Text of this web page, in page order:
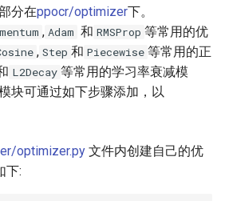
分在ppocr/optimizer下。
, Adam 和 RMSProp 等常用的优
, Step 和 Piecewise 等常用的正
L2Decay 等常用的学习率衰减模
块可通过如下步骤添加，以
optimizer.py 文件内创建自己的优
下: